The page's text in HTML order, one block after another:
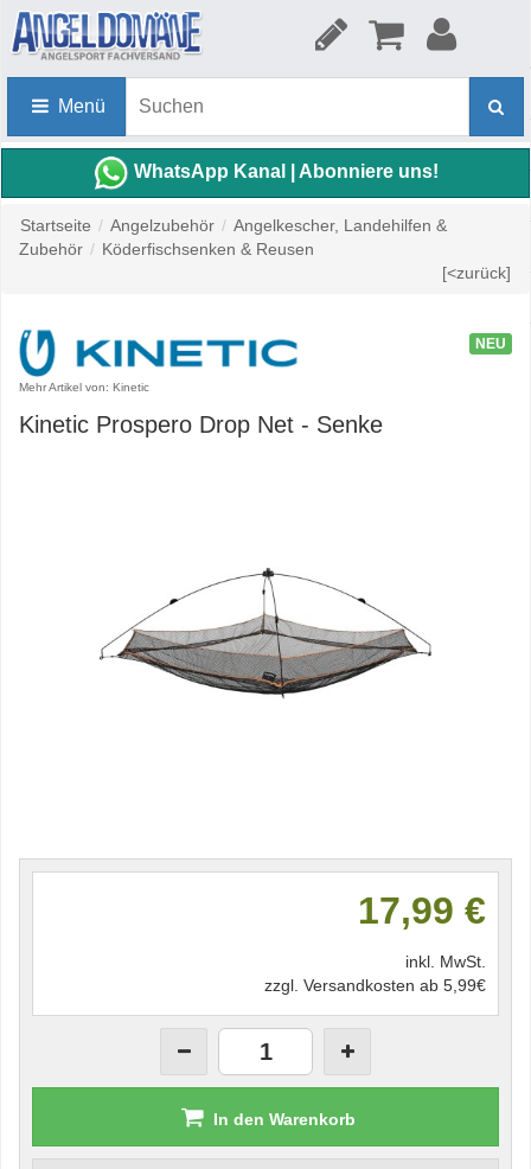
Menü
WhatsApp Kanal | Abonniere uns!
Startseite / Angelzubehör / Angelkescher, Landehilfen &
Zubehör / Köderfischsenken & Reusen
[<zurück]
Mehr Artikel von: Kinetic
NEU
Kinetic Prospero Drop Net - Senke
17,99 €
inkl. MwSt.
zzgl. Versandkosten ab 5,99€
In den Warenkorb